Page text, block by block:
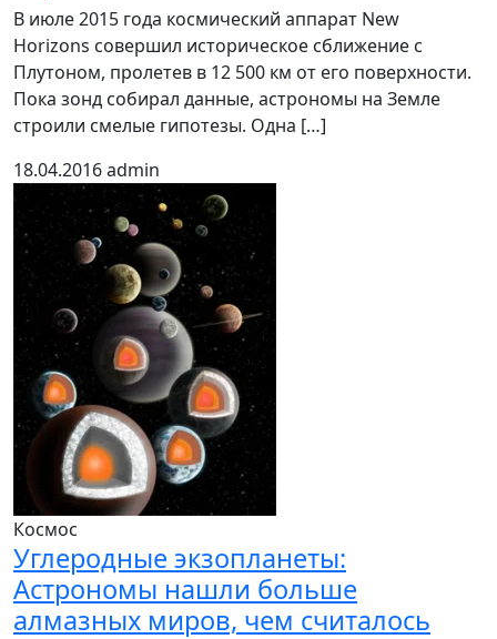
В июле 2015 года космический аппарат New
Horizons совершил историческое сближение с
Плутоном, пролетев в 12 500 км от его поверхности.
Пока зонд собирал данные, астрономы на Земле
строили смелые гипотезы. Одна […]
18.04.2016admin
Космос
Углеродные экзопланеты:
Астрономы нашли больше
алмазных миров, чем считалось